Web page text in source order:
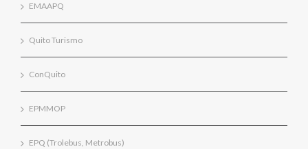
EMAAPQ
Quito Turismo
ConQuito
EPMMOP
EPQ (Trolebus, Metrobus)